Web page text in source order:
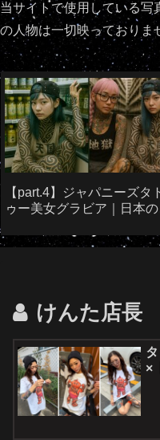
当サイトで使用している写
の人物は一切映っておりま
【part.4】ジャパニーズタ
ゥー美女グラビア｜日本の
けんた店長
×